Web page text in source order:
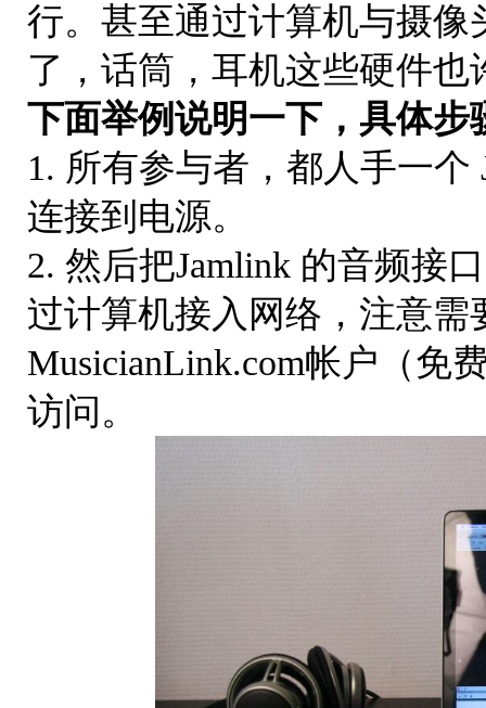
行。甚至通过计算机与摄
了，话筒，耳机这些硬件也
下面举例说明一下，具体步
1. 所有参与者，都人手一个
连接到电源。
2. 然后把Jamlink 的音频接
过计算机接入网络，注意
MusicianLink.com帐户（免
访问。